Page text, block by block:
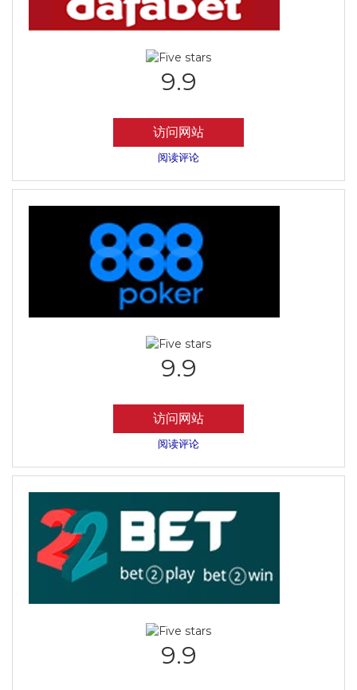
9.9
访问网站
阅读评论
9.9
访问网站
阅读评论
9.9